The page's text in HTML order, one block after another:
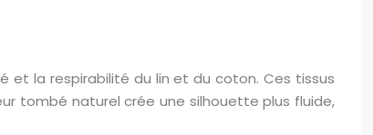
et la respirabilité du lin et du coton. Ces tissus
tombé naturel crée une silhouette plus fluide,